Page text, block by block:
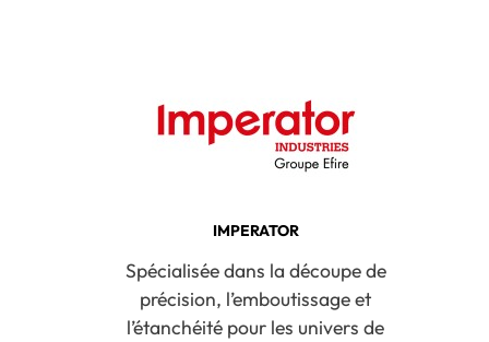
IMPERATOR
Spécialisée dans la découpe de
précision, l’emboutissage et
l’étanchéité pour les univers de